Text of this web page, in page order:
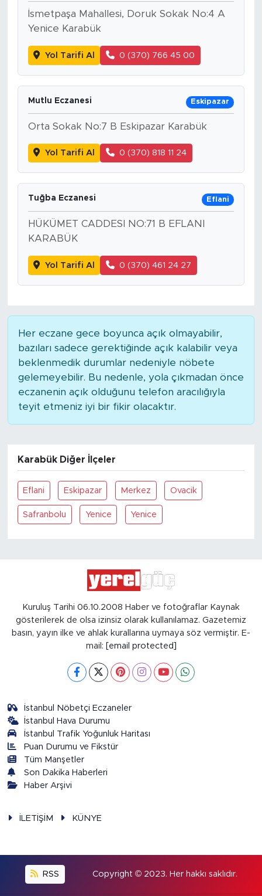
İsmetpaşa Mahallesi, Doruk Sokak No:4 A
Yenice Karabük
Yol Tarifi Al 0 (370) 766 45 00
Mutlu Eczanesi Eskipazar
Orta Sokak No:7 B Eskipazar Karabük
Yol Tarifi Al 0 (370) 818 11 24
Tuğba Eczanesi Eflani
HÜKÜMET CADDESI NO:71 B EFLANI
KARABÜK
Yol Tarifi Al 0 (370) 461 24 27
Her eczane gece boyunca açık olmayabilir,
bazıları sadece gerektiğinde açık kalabilir veya
beklenmedik durumlar nedeniyle nöbete
gelemeyebilir. Bu nedenle, yola çıkmadan önce
eczanenin açık olduğunu telefon aracılığıyla
teyit etmeniz iyi bir fikir olacaktır.
Karabük Diğer İlçeler
Eflani Eskipazar Merkez Ovacik
Safranbolu Yenice Yenice
Kuruluş Tarihi 06.10.2008 Haber ve fotoğraflar Kaynak
gösterilerek de olsa izinsiz olarak kullanılamaz. Gazetemiz
basın, yayın ilke ve ahlak kurallarına uymaya söz vermiştir. E-
mail: [email protected]
İstanbul Nöbetçi Eczaneler
İstanbul Hava Durumu
İstanbul Trafik Yoğunluk Haritası
Puan Durumu ve Fikstür
Tüm Manşetler
Son Dakika Haberleri
Haber Arşivi
İLETİŞİM KÜNYE
RSS Copyright © 2023. Her hakkı saklıdır.